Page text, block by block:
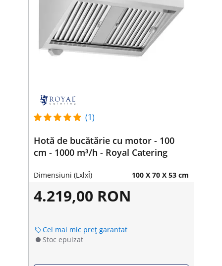
(1)
Hotă de bucătărie cu motor - 100
cm - 1000 m³/h - Royal Catering
Dimensiuni (LxlxÎ) 100 X 70 X 53 cm
4.219,00 RON
Cel mai mic preț garantat
Stoc epuizat